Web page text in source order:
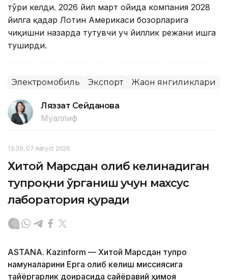
тўғри келди. 2026 йил март ойида компания 2028
йилга қадар Лотин Америкаси бозорларига
чиқишни назарда тутувчи уч йиллик режани ишга
туширди.
Электромобиль Экспорт Жаҳон янгиликлари
Ляззат Сейданова
Муаллиф
13:39, 07 Август 2026
Хитой Марсдан олиб келинадиган
тупроқни ўрганиш учун махсус
лаборатория қуради
ASTANA. Kazinform — Хитой Марсдан тупроқ
намуналарини Ерга олиб келиш миссиясига
тайёргарлик доирасида сайёравий ҳимоя